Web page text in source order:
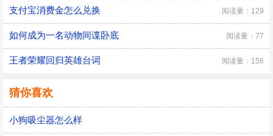
支付宝消费金怎么兑换 阅读量：129
如何成为一名动物间谍卧底 阅读量：77
王者荣耀回归英雄台词 阅读量：156
猜你喜欢
小狗吸尘器怎么样